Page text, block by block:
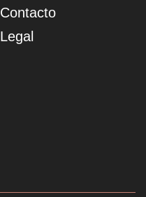
Contacto
Legal